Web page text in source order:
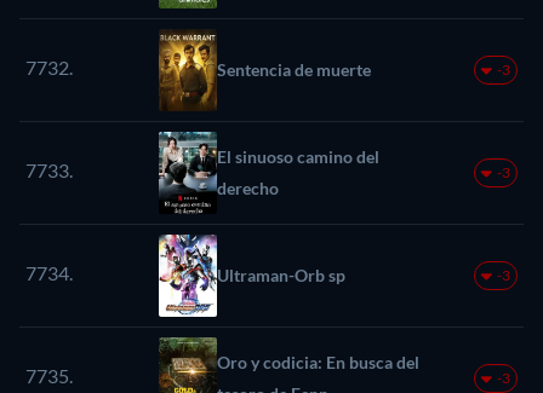
7732. Sentencia de muerte -3
7733.
El sinuoso camino del
derecho
-3
7734. Ultraman-Orb sp -3
7735.
Oro y codicia: En busca del
-3